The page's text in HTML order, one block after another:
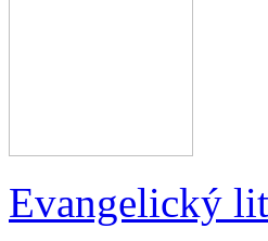
Evangelický